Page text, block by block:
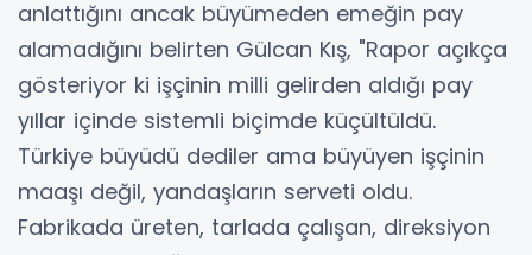
anlattığını ancak büyümeden emeğin pay
alamadığını belirten Gülcan Kış, "Rapor açıkça
gösteriyor ki işçinin milli gelirden aldığı pay
yıllar içinde sistemli biçimde küçültüldü.
Türkiye büyüdü dediler ama büyüyen işçinin
maaşı değil, yandaşların serveti oldu.
Fabrikada üreten, tarlada çalışan, direksiyon